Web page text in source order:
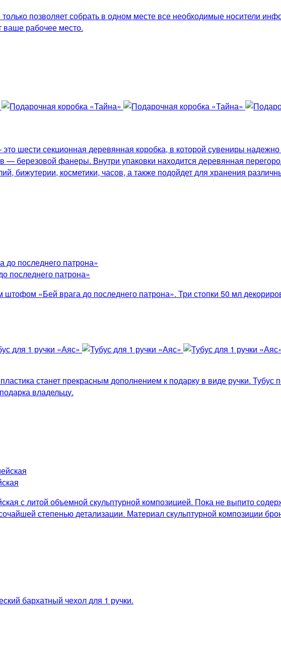
позволяет собрать в одном месте все необходимые носители
ваше рабочее место.
шести секционная деревянная коробка, в которой сувениры
— березовой фанеры. Внутри упаковки находится деревянная
бижутерии, косметики, часов, а также подойдет для хранения
последнего патрона»
«Бей врага до последнего патрона». Три стопки 50 мл
станет прекрасным дополнением к подарку в виде ручки. Тубус
владельцу.
с литой объемной скульптурной композицией. Пока не выпито
степенью детализации. Материал скульптурной композиции
бархатный чехол для 1 ручки.